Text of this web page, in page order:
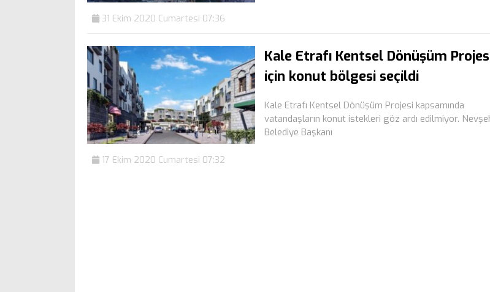
31 Ekim 2020 Cumartesi 07:36
Kale Etrafı Kentsel Dönüşüm
için konut bölgesi seçildi
Kale Etrafı Kentsel Dönüşüm Projesi kapsamında
vatandaşların konut istekleri göz ardı edilmiyor.
Belediye Başkanı
17 Ekim 2020 Cumartesi 07:32